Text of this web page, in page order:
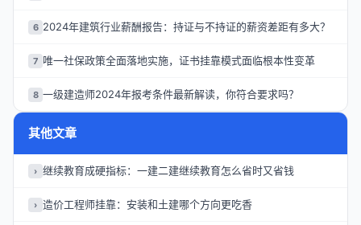
6 2024年建筑行业薪酬报告：持证与不持证的薪资差距有多大？
7 唯一社保政策全面落地实施，证书挂靠模式面临根本性变革
8 一级建造师2024年报考条件最新解读，你符合要求吗？
其他文章
› 继续教育成硬指标：一建二建继续教育怎么省时又省钱
› 造价工程师挂靠：安装和土建哪个方向更吃香